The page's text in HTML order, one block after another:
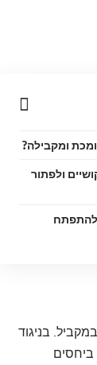
ומקבילה?
ולפתור
בניגוד
ביחסים